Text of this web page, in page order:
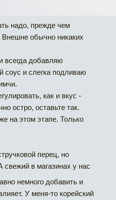
надо, прежде чем
Внешне обычно никаких
всегда добавляю
соус и слегка подливаю
как и вкус -
остро, оставьте так.
на этом этапе. Только
перец, но
свежий в магазинах у нас
немного добавить и
У меня-то корейский